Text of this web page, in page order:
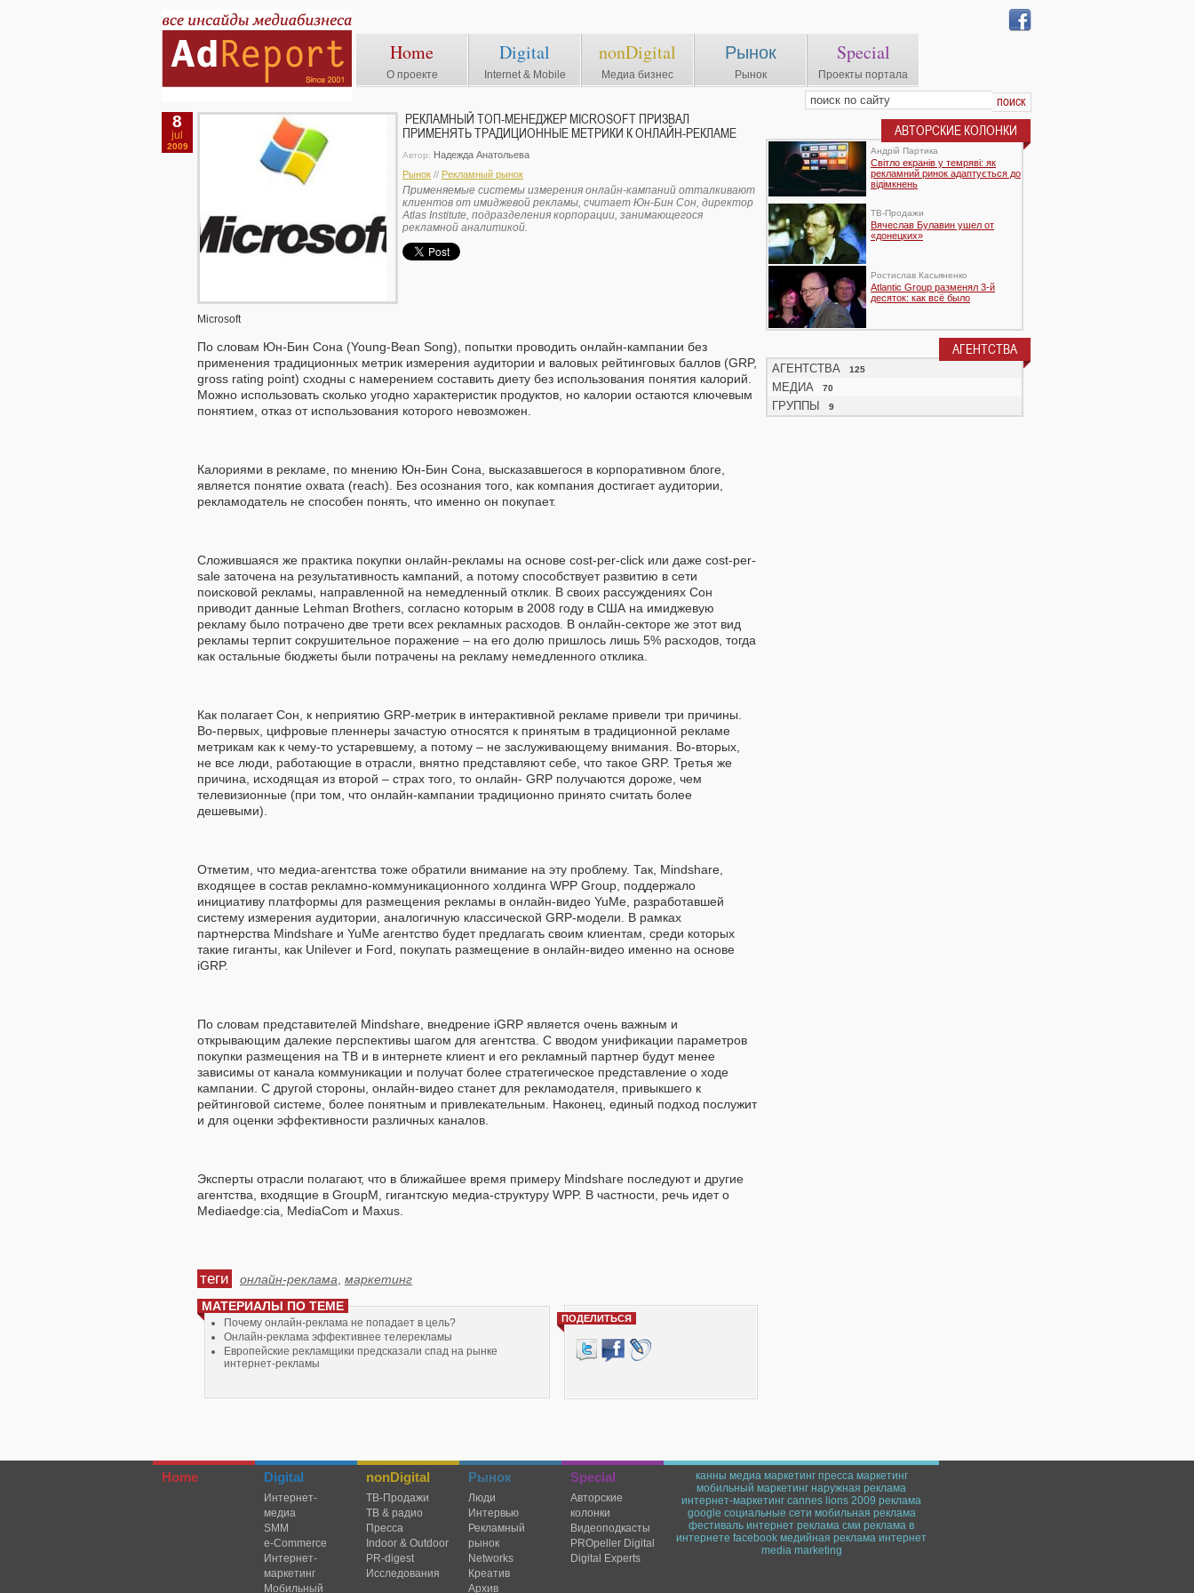
Home
О проекте
Digital
Internet & Mobile
nonDigital
Медиа бизнес
Рынок
Рынок
Special
Проекты портала
8
jul
2009
Microsoft
РЕКЛАМНЫЙ ТОП-МЕНЕДЖЕР MICROSOFT ПРИЗВАЛ
ПРИМЕНЯТЬ ТРАДИЦИОННЫЕ МЕТРИКИ К ОНЛАЙН-РЕКЛАМЕ
Автор: Надежда Анатольева
Рынок // Рекламный рынок
Применяемые системы измерения онлайн-кампаний отталкивают
клиентов от имиджевой рекламы, считает Юн-Бин Сон, директор
Atlas Institute, подразделения корпорации, занимающегося
рекламной аналитикой.
По словам Юн-Бин Сона (Young-Bean Song), попытки проводить онлайн-кампании без
применения традиционных метрик измерения аудитории и валовых рейтинговых баллов (GRP,
gross rating point) сходны с намерением составить диету без использования понятия калорий.
Можно использовать сколько угодно характеристик продуктов, но калории остаются ключевым
понятием, отказ от использования которого невозможен.
Калориями в рекламе, по мнению Юн-Бин Сона, высказавшегося в корпоративном блоге,
является понятие охвата (reach). Без осознания того, как компания достигает аудитории,
рекламодатель не способен понять, что именно он покупает.
Сложившаяся же практика покупки онлайн-рекламы на основе cost-per-click или даже cost-per-
sale заточена на результативность кампаний, а потому способствует развитию в сети
поисковой рекламы, направленной на немедленный отклик. В своих рассуждениях Сон
приводит данные Lehman Brothers, согласно которым в 2008 году в США на имиджевую
рекламу было потрачено две трети всех рекламных расходов. В онлайн-секторе же этот вид
рекламы терпит сокрушительное поражение – на его долю пришлось лишь 5% расходов, тогда
как остальные бюджеты были потрачены на рекламу немедленного отклика.
Как полагает Сон, к неприятию GRP-метрик в интерактивной рекламе привели три причины.
Во-первых, цифровые пленнеры зачастую относятся к принятым в традиционной рекламе
метрикам как к чему-то устаревшему, а потому – не заслуживающему внимания. Во-вторых,
не все люди, работающие в отрасли, внятно представляют себе, что такое GRP. Третья же
причина, исходящая из второй – страх того, то онлайн- GRP получаются дороже, чем
телевизионные (при том, что онлайн-кампании традиционно принято считать более
дешевыми).
Отметим, что медиа-агентства тоже обратили внимание на эту проблему. Так, Mindshare,
входящее в состав рекламно-коммуникационного холдинга WPP Group, поддержало
инициативу платформы для размещения рекламы в онлайн-видео YuMe, разработавшей
систему измерения аудитории, аналогичную классической GRP-модели. В рамках
партнерства Mindshare и YuMe агентство будет предлагать своим клиентам, среди которых
такие гиганты, как Unilever и Ford, покупать размещение в онлайн-видео именно на основе
iGRP.
По словам представителей Mindshare, внедрение iGRP является очень важным и
открывающим далекие перспективы шагом для агентства. С вводом унификации параметров
покупки размещения на ТВ и в интернете клиент и его рекламный партнер будут менее
зависимы от канала коммуникации и получат более стратегическое представление о ходе
кампании. С другой стороны, онлайн-видео станет для рекламодателя, привыкшего к
рейтинговой системе, более понятным и привлекательным. Наконец, единый подход послужит
и для оценки эффективности различных каналов.
Эксперты отрасли полагают, что в ближайшее время примеру Mindshare последуют и другие
агентства, входящие в GroupM, гигантскую медиа-структуру WPP. В частности, речь идет о
Mediaedge:cia, MediaCom и Maxus.
теги онлайн-реклама маркетинг
МАТЕРИАЛЫ ПО ТЕМЕ
Почему онлайн-реклама не попадает в цель?
Онлайн-реклама эффективнее телерекламы
Европейские рекламщики предсказали спад на рынке
интернет-рекламы
ПОДЕЛИТЬСЯ
АВТОРСКИЕ КОЛОНКИ
Андрій Партика
Світло екранів у темряві: як
рекламний ринок адаптується до
відімкнень
TВ-Продажи
Вячеслав Булавин ушел от
«донецких»
Ростислав Касьяненко
Atlantic Group разменял 3-й
десяток: как всё было
АГЕНТСТВА
АГЕНТСТВА 125
МЕДИА 70
ГРУППЫ 9
Home Digital
Интернет-
медиа
SMM
e-Commerce
Интернет-
маркетинг
Мобильный
nonDigital
TВ-Продажи
ТВ & радио
Пресса
Indoor & Outdoor
PR-digest
Исследования
Рынок
Люди
Интервью
Рекламный
рынок
Networks
Креатив
Архив
Special
Авторские
колонки
Видеоподкасты
PROpeller Digital
Digital Experts
канны медиа маркетинг пресса маркетинг
мобильный маркетинг наружная реклама
интернет-маркетинг cannes lions 2009 реклама
google социальные сети мобильная реклама
фестиваль интернет реклама сми реклама в
интернете facebook медийная реклама интернет
media marketing